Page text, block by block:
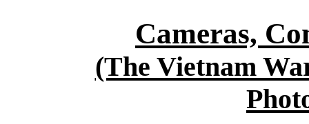
Cameras,
(The Vietnam